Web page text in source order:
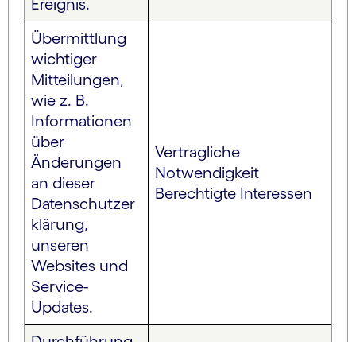
Ereignis.
Übermittlung
wichtiger
Mitteilungen,
wie z. B.
Informationen
über
Änderungen
an dieser
Datenschutzer
klärung,
unseren
Websites und
Service-
Updates.
Vertragliche
Notwendigkeit
Berechtigte Interessen